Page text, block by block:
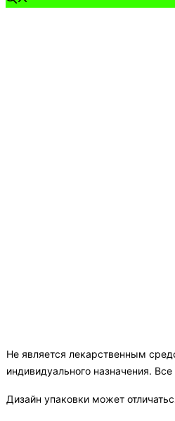
Не является лекарственным
индивидуального назначения.
Дизайн упаковки может